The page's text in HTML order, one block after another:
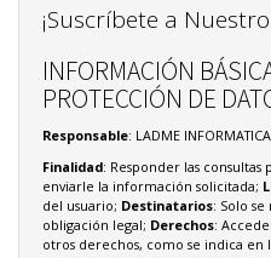
¡Suscríbete a
INFORMACIÓN
PROTECCIÓN DE
Responsable: LADME INFORMATICA,
Finalidad: Responder las
enviarle la información solicitada;
del usuario; Destinatarios: Solo
obligación legal; Derechos:
otros derechos, como se indica